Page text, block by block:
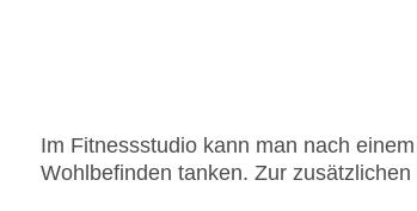
Im Fitnessstudio kann man nach
Wohlbefinden tanken. Zur